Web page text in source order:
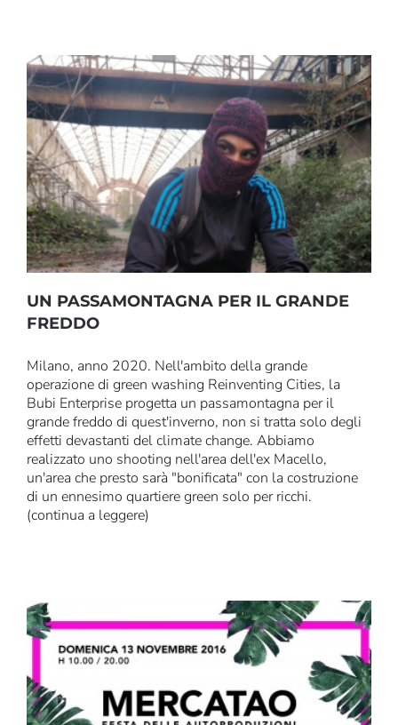
UN PASSAMONTAGNA PER IL GRANDE
FREDDO
Milano, anno 2020. Nell'ambito della grande
operazione di green washing Reinventing Cities, la
Bubi Enterprise progetta un passamontagna per il
grande freddo di quest'inverno, non si tratta solo degli
effetti devastanti del climate change. Abbiamo
realizzato uno shooting nell'area dell'ex Macello,
un'area che presto sarà "bonificata" con la costruzione
di un ennesimo quartiere green solo per ricchi.
(continua a leggere)